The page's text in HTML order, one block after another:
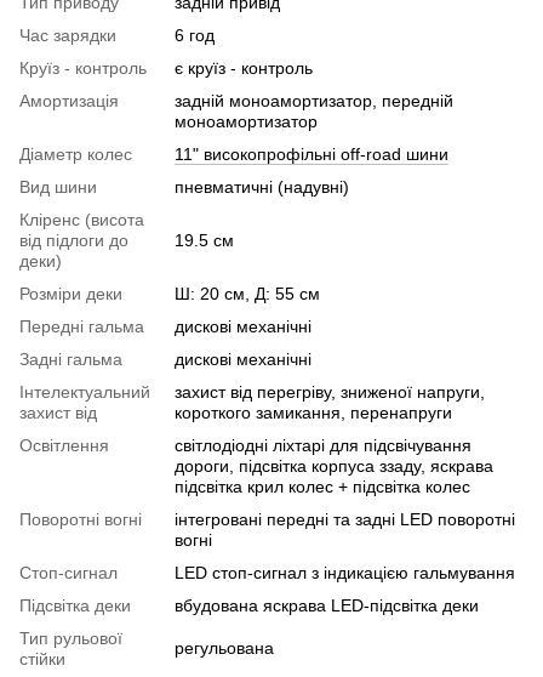
Час зарядки
6 год
Круїз - контроль
є круїз - контроль
Амортизація
задній моноамортизатор, передній
моноамортизатор
Діаметр колес
11" високопрофільні оff-road шини
Вид шини
пневматичні (надувні)
Кліренс (висота
від підлоги до
деки)
19.5 см
Розміри деки
Ш: 20 см, Д: 55 см
Передні гальма
дискові механічні
Задні гальма
дискові механічні
Інтелектуальний
захист від
захист від перегріву, зниженої напруги,
короткого замикання, перенапруги
Освітлення
світлодіодні ліхтарі для підсвічування
дороги, підсвітка корпуса ззаду, яскрава
підсвітка крил колес + підсвітка колес
Поворотні вогні
інтегровані передні та задні LED поворотні
вогні
Стоп-сигнал
LED стоп-сигнал з індикацією гальмування
Підсвітка деки
вбудована яскрава LED-підсвітка деки
Тип рульової
стійки
регульована